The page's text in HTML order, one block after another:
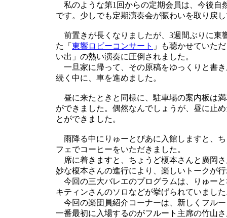
私のような第1回からの定期会員は、今後自
です。少しでも定期演奏会が賑わいを取り戻
前置きが長くなりましたが、3週間ぶりに東
た「 東響ロビーコンサート 」も聴かせていた
い出」の熱い演奏に圧倒されました。
一旦家に帰って、その原稿をゆっくりと書
続く中に、車を進めました。
昼に来たときと同様に、駐車場の案内板は
ができました。偶然なんでしょうが、昼に止
とができました。
雨降る中にりゅーとぴあに入館しますと、
フェでコーヒーをいただきました。
席に着きますと、ちょうど榎本さんと廣岡
妙な榎本さんの進行により、楽しいトークが
今回の三大バレエのプログラムは、りゅー
キティンさんのソロなどが挙げられていまし
今回の楽団員紹介コーナーは、新しくフル
一番最初に入場するのがフルート主席の竹山